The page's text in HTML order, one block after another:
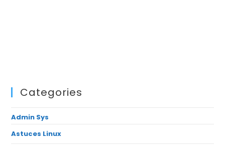
Categories
Admin Sys
Astuces Linux